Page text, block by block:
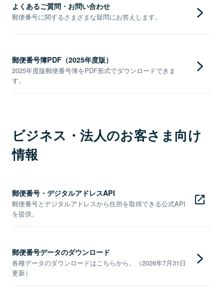
よくあるご質問・お問い合わせ
郵便番号に関するさまざまな疑問にお答えします。
郵便番号簿PDF（2025年度版）
2025年度版郵便番号簿をPDF形式でダウンロードできま
す。
ビジネス・法人のお客さま向け
情報
郵便番号・デジタルアドレスAPI
郵便番号とデジタルアドレスから住所を取得できる公式API
を提供。
郵便番号データのダウンロード
各種データのダウンロードはこちらから。（2026年7月31日
更新）